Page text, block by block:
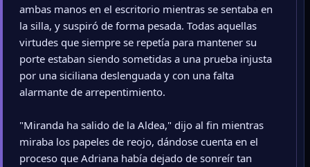
ambas manos en el escritorio mientras se sentaba en
la silla, y suspiró de forma pesada. Todas aquellas
virtudes que siempre se repetía para mantener su
porte estaban siendo sometidas a una prueba injusta
por una siciliana deslenguada y con una falta
alarmante de arrepentimiento.
"Miranda ha salido de la Aldea," dijo al fin mientras
miraba los papeles de reojo, dándose cuenta en el
proceso que Adriana había dejado de sonreír tan